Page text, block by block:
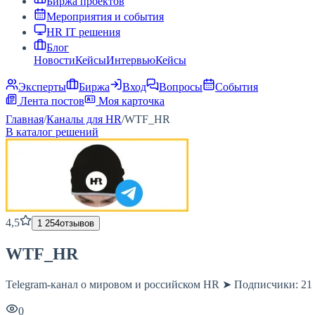
Мероприятия и события
HR IT решения
Блог
НовостиКейсыИнтервьюКейсы
Эксперты Биржа Вход Вопросы
События
Лента постов
Моя карточка
Главная/Каналы для HR/WTF_HR
В каталог решений
4,5 1 254отзывов
WTF_HR
Telegram-канал о мировом и российском HR ➤ Подписчики: 21
0